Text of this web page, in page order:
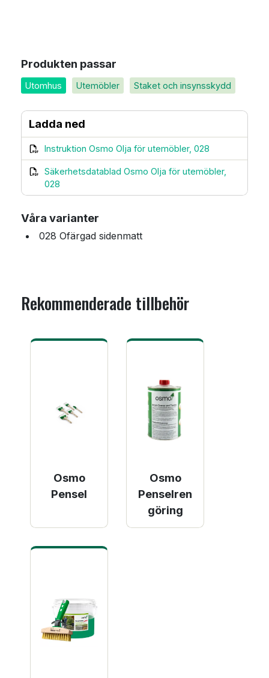
Produkten passar
Utomhus Utemöbler Staket och insynsskydd
Ladda ned
Instruktion Osmo Olja för utemöbler, 028
Säkerhetsdatablad Osmo Olja för utemöbler,
028
Våra varianter
028 Ofärgad sidenmatt
Rekommenderade tillbehör
Osmo
Pensel
Osmo
Penselren
göring